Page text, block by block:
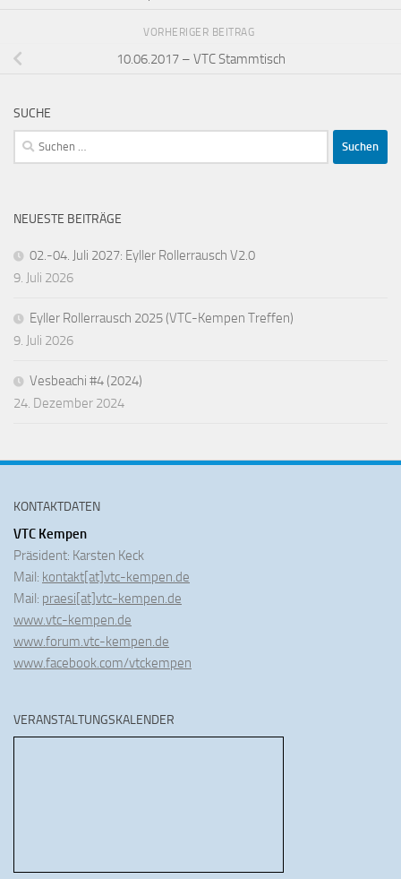
VORHERIGER BEITRAG
10.06.2017 – VTC Stammtisch
SUCHE
Suchen
nach:
NEUESTE BEITRÄGE
02.-04. Juli 2027: Eyller Rollerrausch V2.0
9. Juli 2026
Eyller Rollerrausch 2025 (VTC-Kempen Treffen)
9. Juli 2026
Vesbeachi #4 (2024)
24. Dezember 2024
KONTAKTDATEN
VTC Kempen
Präsident: Karsten Keck
Mail: kontakt[at]vtc-kempen.de
Mail: praesi[at]vtc-kempen.de
www.vtc-kempen.de
www.forum.vtc-kempen.de
www.facebook.com/vtckempen
VERANSTALTUNGSKALENDER